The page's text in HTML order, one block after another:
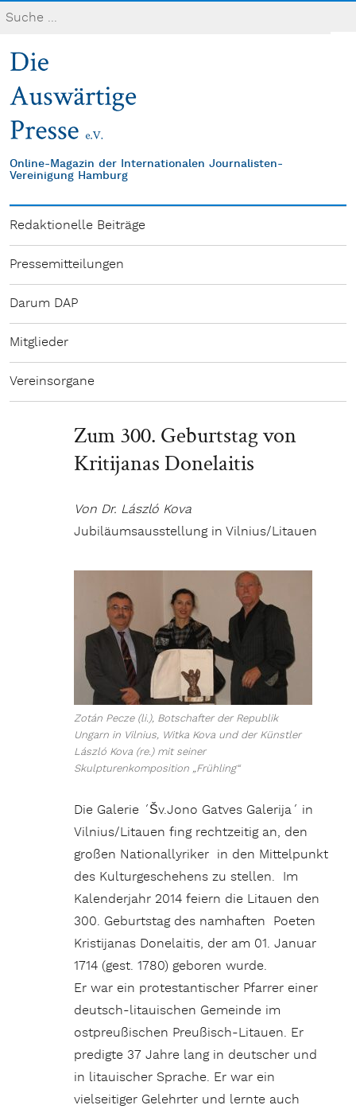
Online-Magazin der Internationalen Journalisten-
Vereinigung Hamburg
Redaktionelle Beiträge
Pressemitteilungen
Darum DAP
Mitglieder
Vereinsorgane
Zum 300. Geburtstag von
Kritijanas Donelaitis
Von Dr. László Kova
Jubiläumsausstellung in Vilnius/Litauen
Zotán Pecze (li.), Botschafter der Republik
Ungarn in Vilnius, Witka Kova und der Künstler
László Kova (re.) mit seiner
Skulpturenkomposition „Frühling“
Die Galerie ´Šv.Jono Gatves Galerija´ in
Vilnius/Litauen fing rechtzeitig an, den
großen Nationallyriker in den Mittelpunkt
des Kulturgeschehens zu stellen. Im
Kalenderjahr 2014 feiern die Litauen den
300. Geburtstag des namhaften Poeten
Kristijanas Donelaitis, der am 01. Januar
1714 (gest. 1780) geboren wurde.
Er war ein protestantischer Pfarrer einer
deutsch-litauischen Gemeinde im
ostpreußischen Preußisch-Litauen. Er
predigte 37 Jahre lang in deutscher und
in litauischer Sprache. Er war ein
vielseitiger Gelehrter und lernte auch